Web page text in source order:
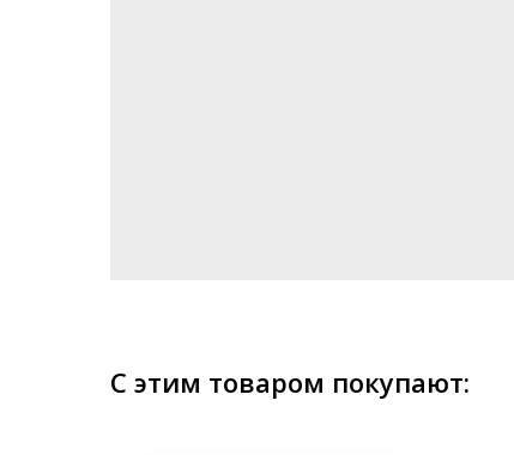
С этим товаром покупают: